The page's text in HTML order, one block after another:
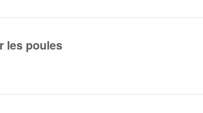
les poules